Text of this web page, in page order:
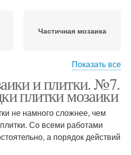
Частичная мозаика
Мозаика с рисунком
Показать все
и плитки. №7.
плитки мозаики
не намного сложнее, чем
Со всеми работами
а порядок действий